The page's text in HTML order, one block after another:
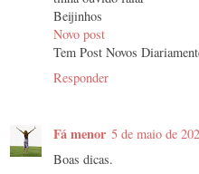
Beijinhos
Novo post
Tem Post Novos
Responder
Fá menor 5 de maio de
Boas dicas.